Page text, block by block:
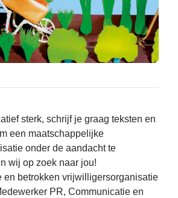
sterk, schrijf je graag teksten en
een maatschappelijke
onder de aandacht te
wij op zoek naar jou!
en betrokken vrijwilligersorganisatie
PR, Communicatie en